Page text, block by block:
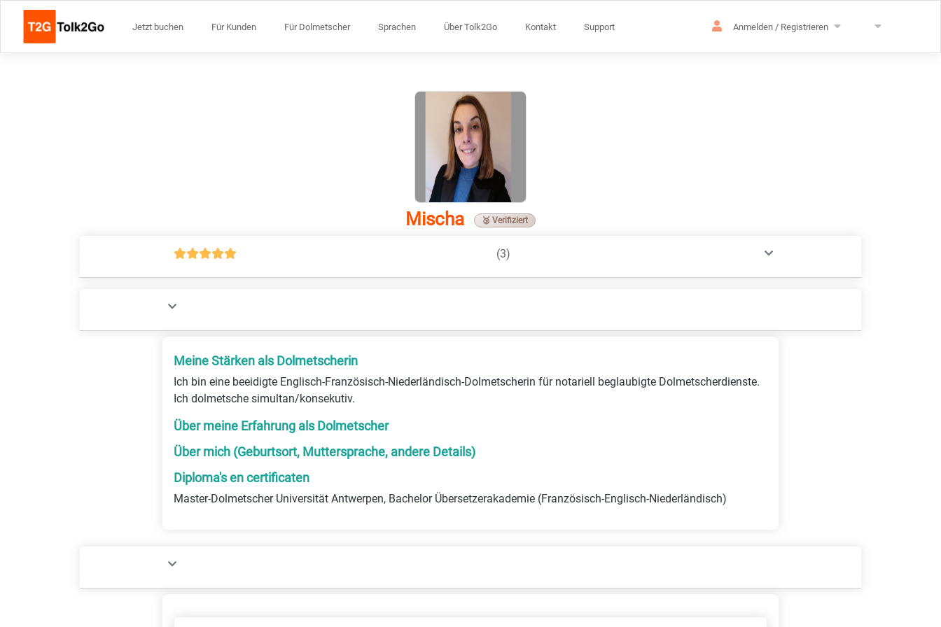
Jetzt buchen Für Kunden Für Dolmetscher Sprachen Über Tolk2Go Kontakt Support Anmelden / Registrieren
Mischa 🥉 Verifiziert
(3)
Meine Stärken als Dolmetscherin
Ich bin eine beeidigte Englisch-Französisch-Niederländisch-Dolmetscherin für notariell beglaubigte Dolmetscherdienste.
Ich dolmetsche simultan/konsekutiv.
Über meine Erfahrung als Dolmetscher
Über mich (Geburtsort, Muttersprache, andere Details)
Diploma's en certificaten
Master-Dolmetscher Universität Antwerpen, Bachelor Übersetzerakademie (Französisch-Englisch-Niederländisch)